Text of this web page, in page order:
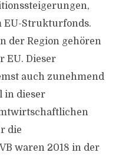
EU-Strukturfonds.
der Region gehören
EU. Dieser
auch zunehmend
in dieser
die
waren 2018 in der